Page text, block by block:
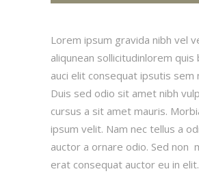
Lorem ipsum gravida nibh vel
aliqunean sollicitudinlorem quis
auci elit consequat ipsutis sem
Duis sed odio sit amet nibh
cursus a sit amet mauris.
ipsum velit. Nam nec tellus a
auctor a ornare odio. Sed non
erat consequat auctor eu in